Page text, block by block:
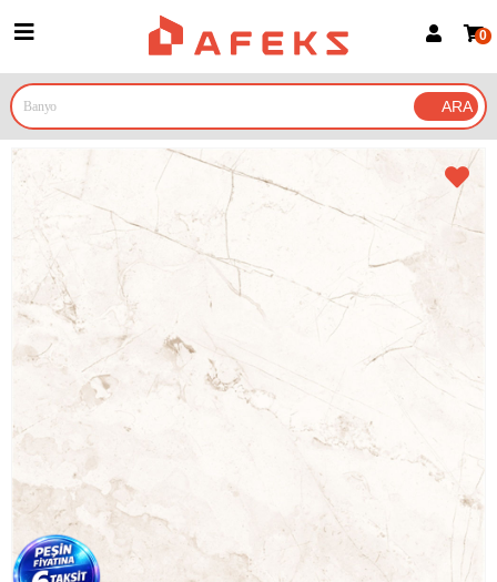
Google İle Bağlan
0